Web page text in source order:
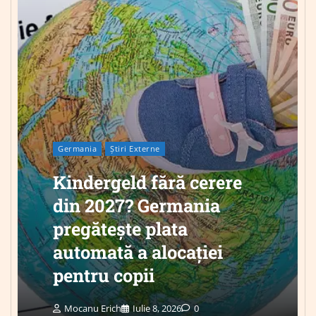
Germania Știri Externe
Kindergeld fără cerere
din 2027? Germania
pregătește plata
automată a alocației
pentru copii
Mocanu Erich Iulie 8, 2026 0